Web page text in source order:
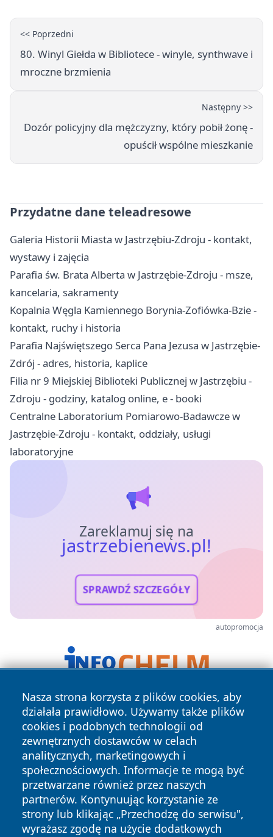
<< Poprzedni
80. Winyl Giełda w Bibliotece - winyle, synthwave i
mroczne brzmienia
Następny >>
Dozór policyjny dla mężczyzny, który pobił żonę -
opuścił wspólne mieszkanie
Przydatne dane teleadresowe
Galeria Historii Miasta w Jastrzębiu-Zdroju - kontakt,
wystawy i zajęcia
Parafia św. Brata Alberta w Jastrzębie-Zdroju - msze,
kancelaria, sakramenty
Kopalnia Węgla Kamiennego Borynia-Zofiówka-Bzie -
kontakt, ruchy i historia
Parafia Najświętszego Serca Pana Jezusa w Jastrzębie-
Zdrój - adres, historia, kaplice
Filia nr 9 Miejskiej Biblioteki Publicznej w Jastrzębiu -
Zdroju - godziny, katalog online, e - booki
Centralne Laboratorium Pomiarowo-Badawcze w
Jastrzębie-Zdroju - kontakt, oddziały, usługi
laboratoryjne
Zareklamuj się na
jastrzebienews.pl!
SPRAWDŹ SZCZEGÓŁY
autopromocja
Nasza strona korzysta z plików cookies, aby
działała prawidłowo. Używamy także plików
cookies i podobnych technologii od
zewnętrznych dostawców w celach
analitycznych, marketingowych i
społecznościowych. Informacje te mogą być
przetwarzane również przez naszych
partnerów. Kontynuując korzystanie ze
strony lub klikając „Przechodzę do serwisu",
wyrażasz zgodę na użycie dodatkowych
Copyright © 2026 jastrzebienews.pl Wszystkie prawa
zastrzeżone.
Polityka Polityka